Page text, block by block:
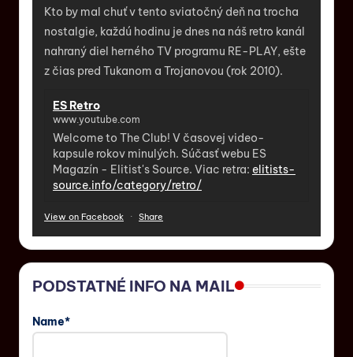
Kto by mal chuť v tento sviatočný deň na trocha
nostalgie, každú hodinu je dnes na náš retro kanál
nahraný diel herného TV programu RE-PLAY, ešte
z čias pred Tukanom a Trojanovou (rok 2010).
ES Retro
www.youtube.com
Welcome to The Club! V časovej video-
kapsule rokov minulých. Súčasť webu ES
Magazín - Elitist's Source. Viac retra: elitists-
source.info/category/retro/
View on Facebook · Share
PODSTATNÉ INFO NA MAIL
Name*